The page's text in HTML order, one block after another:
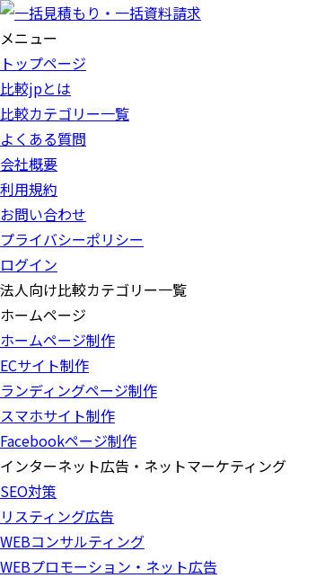
メニュー
トップページ
比較jpとは
比較カテゴリー一覧
よくある質問
会社概要
利用規約
お問い合わせ
プライバシーポリシー
ログイン
法人向け比較カテゴリー一覧
ホームページ
ホームページ制作
ECサイト制作
ランディングページ制作
スマホサイト制作
Facebookページ制作
インターネット広告・ネットマーケティング
SEO対策
リスティング広告
WEBコンサルティング
WEBプロモーション・ネット広告